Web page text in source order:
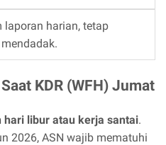
laporan harian, tetap
KDR (WFH) Jumat
hari libur atau kerja santai.
2026, ASN wajib mematuhi